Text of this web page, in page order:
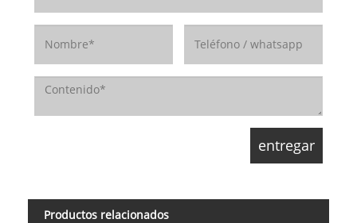
Productos relacionados